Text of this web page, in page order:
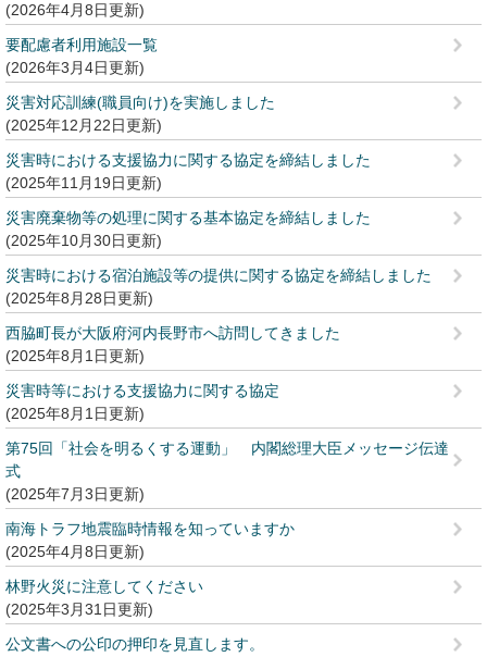
2026年4月8日更新
要配慮者利用施設一覧
2026年3月4日更新
災害対応訓練(職員向け)を実施しました
2025年12月22日更新
災害時における支援協力に関する協定を締結しました
2025年11月19日更新
災害廃棄物等の処理に関する基本協定を締結しました
2025年10月30日更新
災害時における宿泊施設等の提供に関する協定を締結しました
2025年8月28日更新
西脇町長が大阪府河内長野市へ訪問してきました
2025年8月1日更新
災害時等における支援協力に関する協定
2025年8月1日更新
第75回「社会を明るくする運動」 内閣総理大臣メッセージ伝達
式
2025年7月3日更新
南海トラフ地震臨時情報を知っていますか
2025年4月8日更新
林野火災に注意してください
2025年3月31日更新
公文書への公印の押印を見直します。